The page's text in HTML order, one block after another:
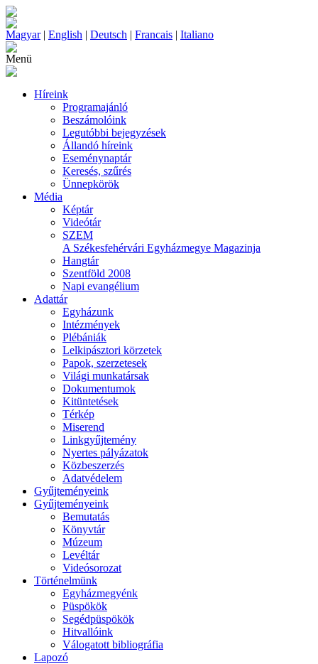
Magyar| English | Deutsch | Francais | Italiano
Menü
Híreink
Programajánló
Beszámolóink
Legutóbbi bejegyzések
Állandó híreink
Eseménynaptár
Keresés, szűrés
Ünnepkörök
Média
Képtár
Videótár
SZEM
A Székesfehérvári Egyházmegye Magazinja
Hangtár
Szentföld 2008
Napi evangélium
Adattár
Egyházunk
Intézmények
Plébániák
Lelkipásztori körzetek
Papok, szerzetesek
Világi munkatársak
Dokumentumok
Kitüntetések
Térkép
Miserend
Linkgyűjtemény
Nyertes pályázatok
Közbeszerzés
Adatvédelem
Gyűjteményeink
Gyűjteményeink
Bemutatás
Könyvtár
Múzeum
Levéltár
Videósorozat
Történelmünk
Egyházmegyénk
Püspökök
Segédpüspökök
Hitvallóink
Válogatott bibliográfia
Lapozó